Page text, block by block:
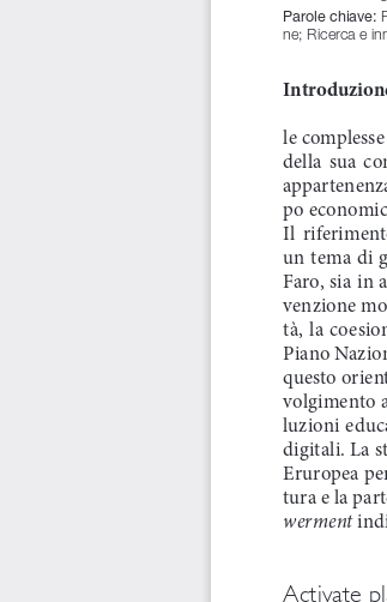
Parole chiave:
ne; Ricerca e
le
della  sua
po
Il
un tema di
Faro, sia in
venzione
tà,  la
Piano
questo
volgimento
luzioni
digitali. La
Eruropea
tura e la
werment
Activate